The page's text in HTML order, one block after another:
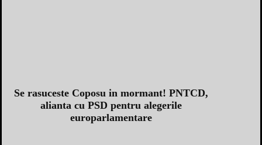
Se rasuceste Coposu in mormant! PNTCD,
alianta cu PSD pentru alegerile
europarlamentare